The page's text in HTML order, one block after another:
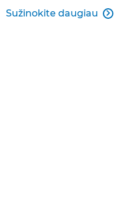
Sužinokite daugiau 